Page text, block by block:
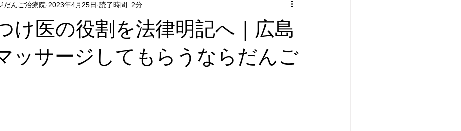
け医の役割を法律明記へ｜広島
ッサージしてもらうならだんご
だんご治療院 2023年4月25日 読了時間: 2分